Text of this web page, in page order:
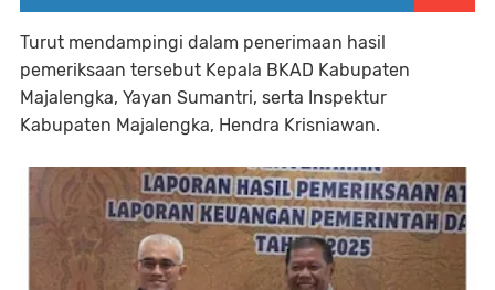
Turut mendampingi dalam penerimaan hasil
pemeriksaan tersebut Kepala BKAD Kabupaten
Majalengka, Yayan Sumantri, serta Inspektur
Kabupaten Majalengka, Hendra Krisniawan.